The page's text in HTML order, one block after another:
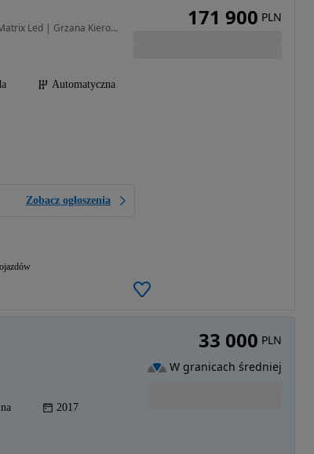
2500 cm3 • 243 KM • 2.5 PHEV | Matrix Led | Grzana Kierownica
Automatyczna
Zobacz ogłoszenia
171 900 PLN
2017
33 000 PLN
W granicach średniej